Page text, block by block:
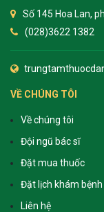
Số 145 Hoa Lan,
(028)3622 1382
VỀ CHÚNG TÔI
Về chúng tôi
Đội ngũ bác sĩ
Đặt mua thuốc
Đặt lịch khám bệnh
Liên hệ